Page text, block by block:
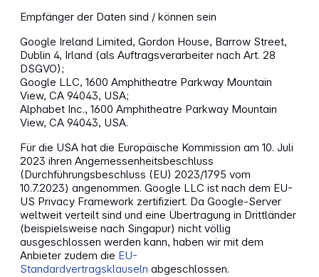
Empfänger der Daten sind / können sein
Google Ireland Limited, Gordon House, Barrow Street,
Dublin 4, Irland (als Auftragsverarbeiter nach Art. 28
DSGVO);
Google LLC, 1600 Amphitheatre Parkway Mountain
View, CA 94043, USA;
Alphabet Inc., 1600 Amphitheatre Parkway Mountain
View, CA 94043, USA.
Für die USA hat die Europäische Kommission am 10. Juli
2023 ihren Angemessenheitsbeschluss
(Durchführungsbeschluss (EU) 2023/1795 vom
10.7.2023) angenommen. Google LLC ist nach dem EU-
US Privacy Framework zertifiziert. Da Google-Server
weltweit verteilt sind und eine Übertragung in Drittländer
(beispielsweise nach Singapur) nicht völlig
ausgeschlossen werden kann, haben wir mit dem
Anbieter zudem die EU-
Standardvertragsklauseln abgeschlossen.